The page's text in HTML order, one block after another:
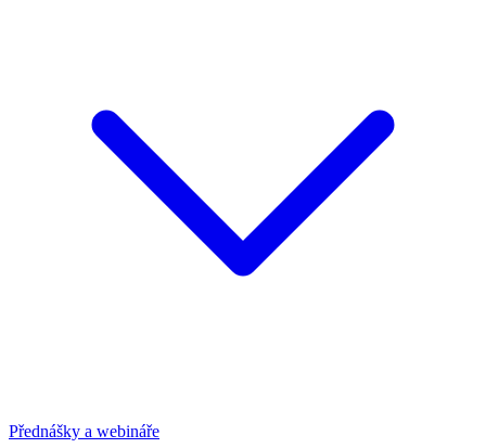
Přednášky a webináře